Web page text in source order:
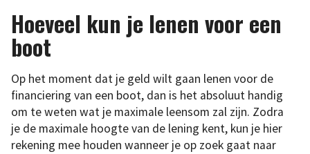
Hoeveel kun je lenen voor een
boot
Op het moment dat je geld wilt gaan lenen voor de
financiering van een boot, dan is het absoluut handig
om te weten wat je maximale leensom zal zijn. Zodra
je de maximale hoogte van de lening kent, kun je hier
rekening mee houden wanneer je op zoek gaat naar